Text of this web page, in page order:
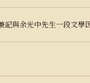
與余光中先生一段文學